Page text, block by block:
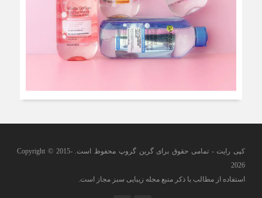
کپی رایت - تمامی حقوق برای گرین گروپ محفوظ است. Copyright © 2015-
2026
استفاده از مطالب با ذکر منبع مجله زیبایی سبز مجاز است.